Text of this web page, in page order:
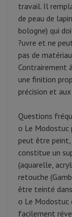
travail. Il
de peau de
bologne) qui
?uvre et ne
pas de
Contrairement
une finition
précision et
Questions
o Le
peut être peint,
constitue un
(aquarelle,
retouche
être teinté
o Le Modostuc
facilement